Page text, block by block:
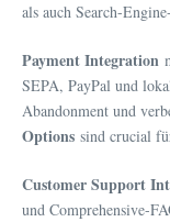
als auch Search-
Payment Integration
SEPA, PayPal und
Abandonment und
Options sind crucial
Customer Support
und Comprehensive-